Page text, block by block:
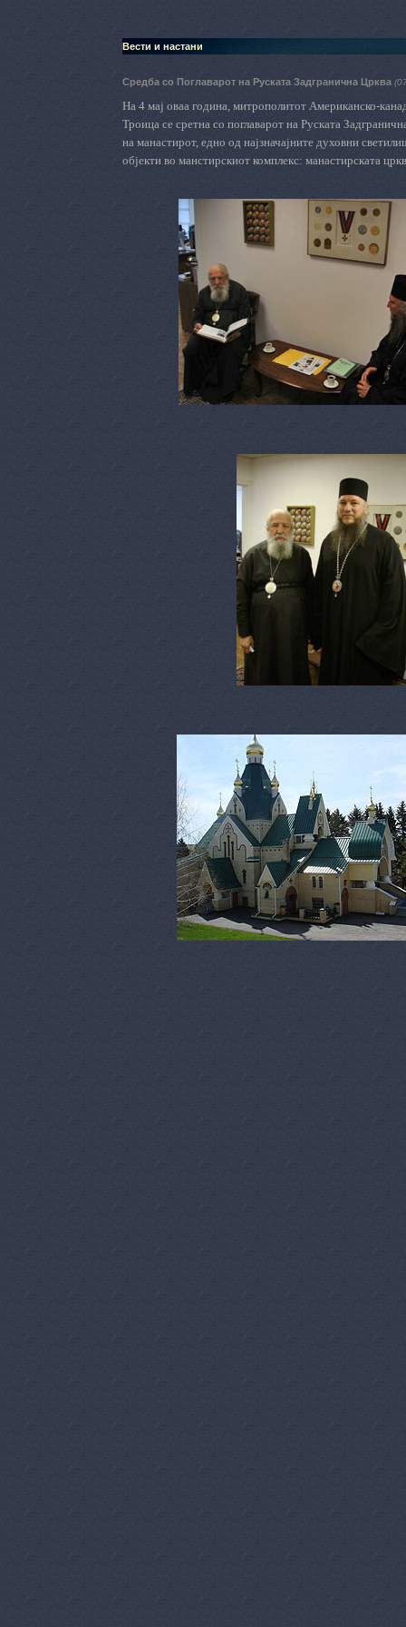
Вести и настани
Средба со Поглаварот на Руската Задгранична Црква
На 4 мај оваа година, митрополитот Американско-
Троица се сретна со поглаварот на Руската
на манастирот, едно од најзначајните духовни
објекти во манстирскиот комплекс: манастирската